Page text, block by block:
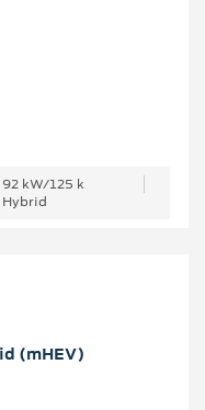
92 kW/125 k
Hybrid
(mHEV)